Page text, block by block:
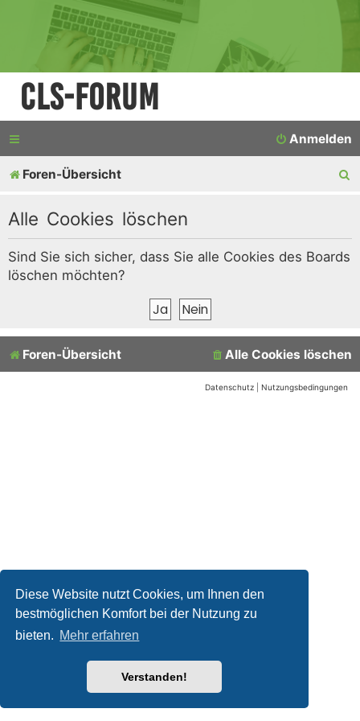
Diese Website nutzt Cookies, um Ihnen den
bestmöglichen Komfort bei der Nutzung zu
bieten. Mehr erfahren
Verstanden!
CLS-Forum
Anmelden
Foren-Übersicht
Alle Cookies löschen
Sind Sie sich sicher, dass Sie alle Cookies des Boards
löschen möchten?
Foren-Übersicht Alle Cookies löschen
Datenschutz Nutzungsbedingungen